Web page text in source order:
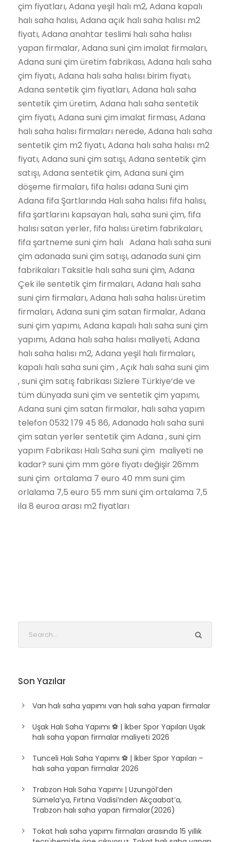
çim fiyatları, Adana yeşil halı m2, Adana kapalı
halı saha halısı, Adana açık halı saha halısı m2
fiyatı, Adana anahtar teslimi halı saha halısı
yapan firmalar, Adana suni çim imalat firmaları,
Adana suni çim üretim fabrikası, Adana halı saha
çim fiyatı, Adana halı saha halısı birim fiyatı,
Adana sentetik çim fiyatları, Adana halı saha
sentetik çim üretim, Adana halı saha sentetik
çim fiyatı, Adana suni çim imalat firması, Adana
halı saha halısı firmaları nerede, Adana halı saha
sentetik çim m2 fiyatı, Adana halı saha halısı m2
fiyatı, Adana suni çim satışı, Adana sentetik çim
satışı, Adana sentetik çim, Adana suni çim
döşeme firmaları, fifa halısı adana Suni çim
Adana fifa Şartlarında Halı saha halısı fifa halısı,
fifa şartlarını kapsayan halı, saha suni çim, fifa
halısı satan yerler, fifa halısı üretim fabrikaları,
fifa şartneme suni çim halı Adana halı saha suni
çim adanada suni çim satışı, adanada suni çim
fabrikaları Taksitle halı saha suni çim, Adana
Çek ile sentetik çim firmaları, Adana halı saha
suni çim firmaları, Adana halı saha halısı üretim
firmaları, Adana suni çim satan firmalar, Adana
suni çim yapımı, Adana kapalı halı saha suni çim
yapımı, Adana halı saha halısı maliyeti, Adana
halı saha halısı m2, Adana yeşil halı firmaları,
kapalı halı saha suni çim , Açık halı saha suni çim
, suni çim satış fabrikası Sizlere Türkiye’de ve
tüm dünyada suni çim ve sentetik çim yapımı,
Adana suni çim satan firmalar, halı saha yapım
telefon 0532 179 45 86, Adanada halı saha suni
çim satan yerler sentetik çim Adana , suni çim
yapım Fabrikası Halı Saha suni çim maliyeti ne
kadar? suni çim mm göre fiyatı değişir 26mm
suni çim ortalama 7 euro 40 mm suni çim
orlalama 7,5 euro 55 mm suni çim ortalama 7,5
ila 8 euroa arası m2 fiyatları
Son Yazılar
Van halı saha yapımı van halı saha yapan firmalar
Uşak Halı Saha Yapımı ⚽ | İkber Spor Yapıları Uşak
halı saha yapan firmalar maliyeti 2026
Tunceli Halı Saha Yapımı ⚽ | İkber Spor Yapıları –
halı saha yapan firmalar 2026
Trabzon Halı Saha Yapımı | Uzungöl’den
Sümela’ya, Fırtına Vadisi’nden Akçaabat’a,
Trabzon halı saha yapan firmalar(2026)
Tokat halı saha yapımı firmaları arasında 15 yıllık